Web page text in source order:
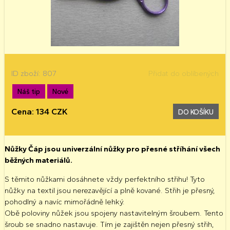
ID zboží: 807
Náš tip Nové
Přidat do oblíbených
Cena: 134 CZK DO KOŠÍKU
Nůžky Čáp jsou univerzální nůžky pro přesné stříhání všech
běžných materiálů.
S těmito nůžkami dosáhnete vždy perfektního střihu! Tyto
nůžky na textil jsou nerezavějící a plně kované. Střih je přesný,
pohodlný a navíc mimořádně lehký.
Obě poloviny nůžek jsou spojeny nastavitelným šroubem. Tento
šroub se snadno nastavuje. Tím je zajištěn nejen přesný střih,